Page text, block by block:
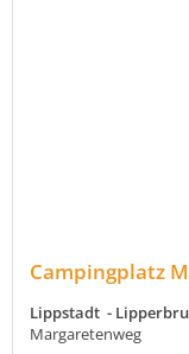
Campingplatz
Lippstadt -
Margaretenweg